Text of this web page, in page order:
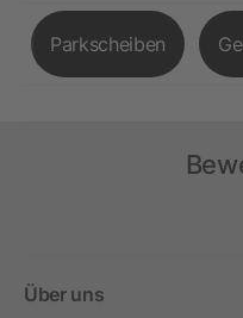
Parkscheiben
Über uns